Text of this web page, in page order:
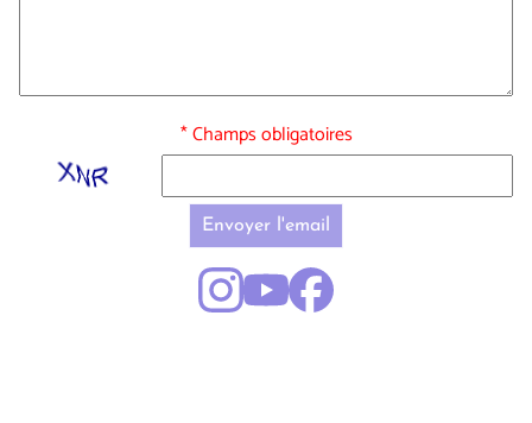
* Champs obligatoires
Envoyer l'email